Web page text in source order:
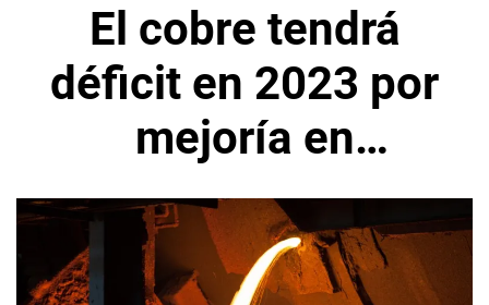
El cobre tendrá
déficit en 2023 por
mejoría en
demanda china,
según ICSG